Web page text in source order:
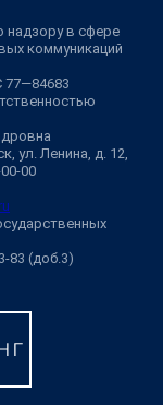
надзору в сфере
коммуникаций
ул. Ленина, д. 12,
00
83 (доб.3)